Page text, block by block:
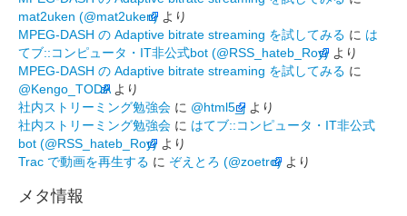
mat2uken (@mat2uken) より
MPEG-DASH の Adaptive bitrate streaming を試してみる に は
てブ::コンピュータ・IT非公式bot (@RSS_hateb_Roy) より
MPEG-DASH の Adaptive bitrate streaming を試してみる に
@Kengo_TODAより
社内ストリーミング勉強会 に @html5_j より
社内ストリーミング勉強会 に はてブ::コンピュータ・IT非公式
bot (@RSS_hateb_Roy) より
Trac で動画を再生する に ぞえとろ (@zoetro) より
メタ情報